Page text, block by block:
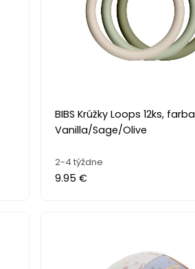
BIBS Krúžky Loops 12ks, farba
Vanilla/Sage/Olive
2-4 týždne
9.95 €